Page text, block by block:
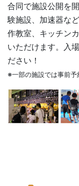
合同で施設公開を
験施設、加速器な
作教室、キッチン
いただけます。入
ださい！
※一部の施設では事前予